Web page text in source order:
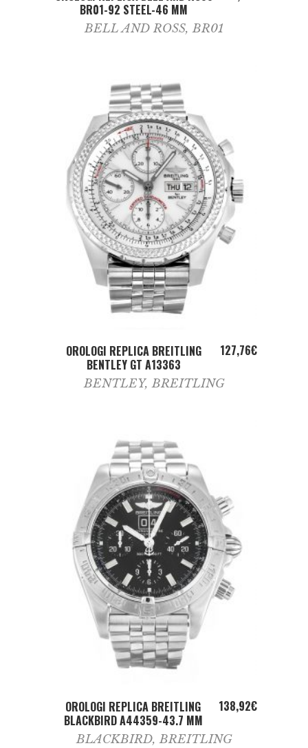
BR01-92 STEEL-46 MM
BELL AND ROSS,BR01
ADD TO CART
OROLOGI REPLICA BREITLING
BENTLEY GT A13363
127,76€
BENTLEY,BREITLING
ADD TO CART
OROLOGI REPLICA BREITLING
BLACKBIRD A44359-43.7 MM
138,92€
BLACKBIRD,BREITLING